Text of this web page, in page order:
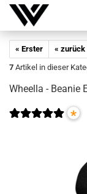
« Erster « zurück
7 Artikel in dieser
Wheel­la - Be­a­nie
*